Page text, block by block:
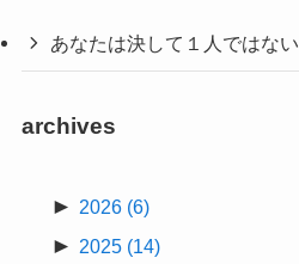
あなたは決して１人ではない
archives
► 2026 (6)
► 2025 (14)